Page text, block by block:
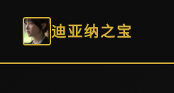
迪亚纳之宝